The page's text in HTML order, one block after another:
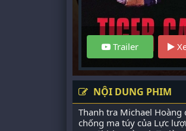
Trailer
NỘI DUNG PHIM
Thanh tra Michael
chống ma túy của Lực